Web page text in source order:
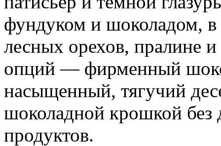
фундуком и шоколадом, в
лесных орехов, пралине
опций — фирменный
насыщенный, тягучий
шоколадной крошкой без
продуктов.